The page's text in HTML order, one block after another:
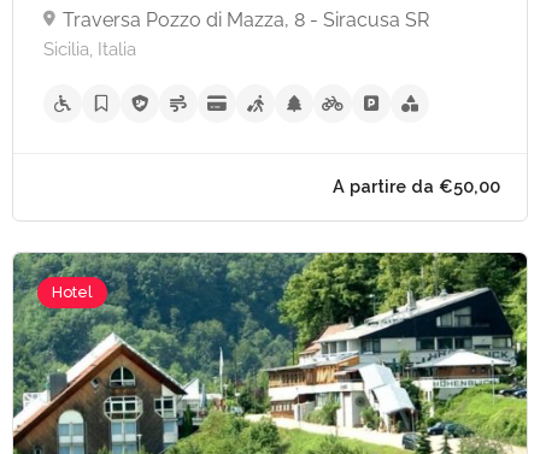
A partire da
Traversa Pozzo di Mazza, 8 - Siracusa SR
Sicilia, Italia
Hotel